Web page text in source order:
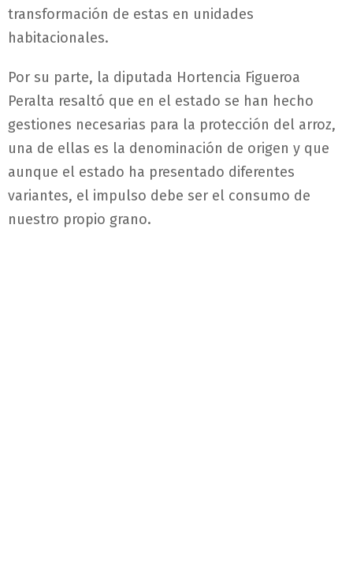
transformación de estas en unidades
habitacionales.
Por su parte, la diputada Hortencia Figueroa
Peralta resaltó que en el estado se han hecho
gestiones necesarias para la protección del arroz,
una de ellas es la denominación de origen y que
aunque el estado ha presentado diferentes
variantes, el impulso debe ser el consumo de
nuestro propio grano.